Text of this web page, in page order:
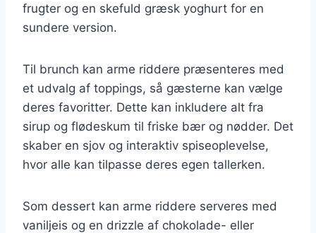
frugter og en skefuld græsk yoghurt for en
sundere version.
Til brunch kan arme riddere præsenteres med
et udvalg af toppings, så gæsterne kan vælge
deres favoritter. Dette kan inkludere alt fra
sirup og flødeskum til friske bær og nødder. Det
skaber en sjov og interaktiv spiseoplevelse,
hvor alle kan tilpasse deres egen tallerken.
Som dessert kan arme riddere serveres med
vaniljeis og en drizzle af chokolade- eller